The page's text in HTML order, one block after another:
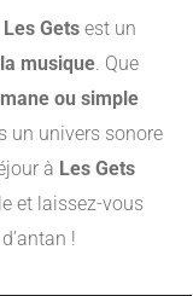
Gets est un
musique . Que
ou simple
un univers sonore
à Les Gets
et laissez-vous
!